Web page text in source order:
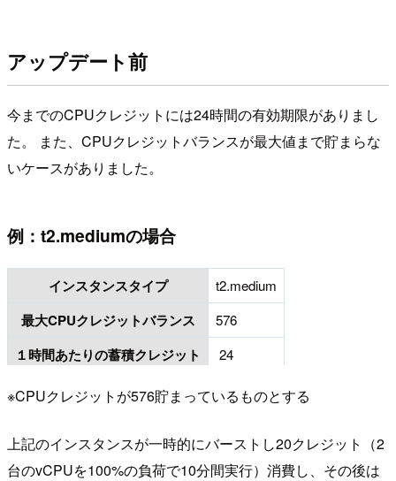
アップデート前
今までのCPUクレジットには24時間の有効期限がありまし
た。 また、CPUクレジットバランスが最大値まで貯まらな
いケースがありました。
例：t2.mediumの場合
インスタンスタイプ t2.medium
最大CPUクレジットバランス 576
１時間あたりの蓄積クレジット 24
※CPUクレジットが576貯まっているものとする
上記のインスタンスが一時的にバーストし20クレジット（2
台のvCPUを100%の負荷で10分間実行）消費し、その後は